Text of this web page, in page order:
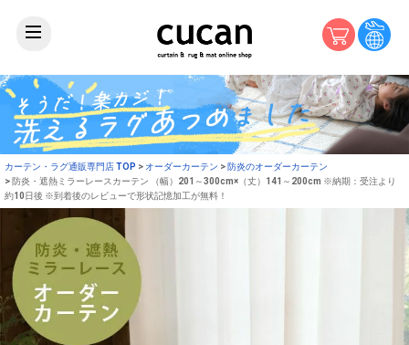
カーテン・ラグ通販専門店 TOP オーダーカーテン
防炎のオーダーカーテン
防炎・遮熱ミラーレースカーテン （幅）201～300cm×（丈）141～200cm ※納期：受注より
約10日後 ※到着後のレビューで形状記憶加工が無料！